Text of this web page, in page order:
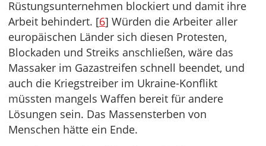
Rüstungsunternehmen blockiert und damit ihre
Arbeit behindert. [6] Würden die Arbeiter aller
europäischen Länder sich diesen Protesten,
Blockaden und Streiks anschließen, wäre das
Massaker im Gazastreifen schnell beendet, und
auch die Kriegstreiber im Ukraine-Konflikt
müssten mangels Waffen bereit für andere
Lösungen sein. Das Massensterben von
Menschen hätte ein Ende.